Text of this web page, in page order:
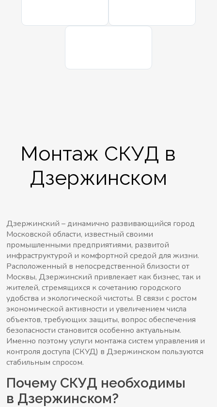
Монтаж СКУД в
Дзержинском
Дзержинский – динамично развивающийся город
Московской области, известный своими
промышленными предприятиями, развитой
инфраструктурой и комфортной средой для жизни.
Расположенный в непосредственной близости от
Москвы, Дзержинский привлекает как бизнес, так и
жителей, стремящихся к сочетанию городского
удобства и экологической чистоты. В связи с ростом
экономической активности и увеличением числа
объектов, требующих защиты, вопрос обеспечения
безопасности становится особенно актуальным.
Именно поэтому услуги монтажа систем управления и
контроля доступа (СКУД) в Дзержинском пользуются
стабильным спросом.
Почему СКУД необходимы
в Дзержинском?